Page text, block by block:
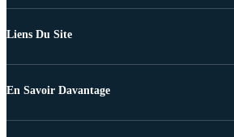
Liens Du Site
En Savoir Davantage